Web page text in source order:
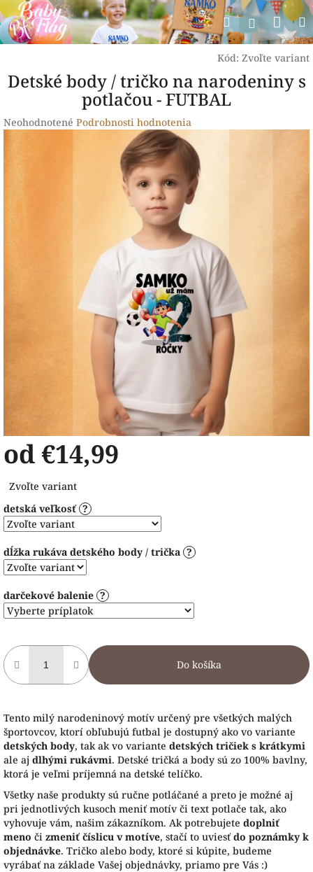
Prejsť
na
obsah
Hľadať
Kód: Zvoľte variant
Detské body / tričko na narodeniny s
potlačou - FUTBAL
Priemerné
Neohodnotené Podrobnosti hodnotenia
od €14,99
cena:
Zvoľte variant
detská veľkosť ?
dĺžka rukáva detského body / trička ?
darčekové balenie ?
Do košíka
Tento milý narodeninový motív určený pre všetkých malých
športovcov, ktorí obľubujú futbal je dostupný ako vo variante
detských body, tak ak vo variante detských tričiek s krátkymi
ale aj dlhými rukávmi. Detské tričká a body sú zo 100% bavlny,
ktorá je veľmi príjemná na detské telíčko.
Všetky naše produkty sú ručne potláčané a preto je možné aj
pri jednotlivých kusoch meniť motív či text potlače tak, ako
vyhovuje vám, našim zákazníkom. Ak potrebujete doplniť
meno či zmeniť číslicu v motíve, stačí to uviesťdo poznámky k
objednávke. Tričko alebo body, ktoré si kúpite, budeme
vyrábať na základe Vašej objednávky, priamo pre Vás :)